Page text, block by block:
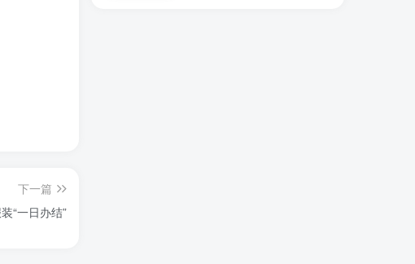
下一篇
“一日办结”